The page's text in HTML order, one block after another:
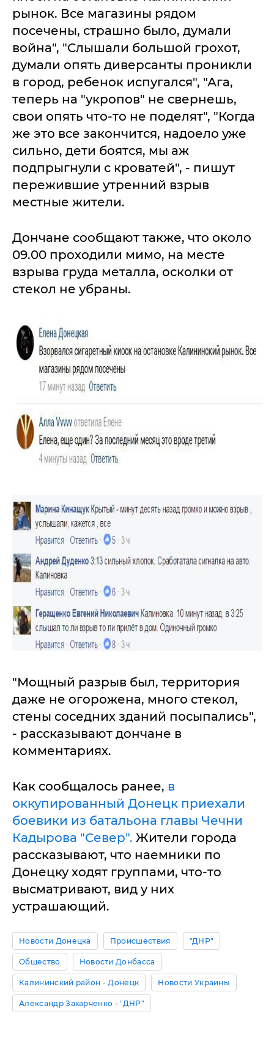
рынок. Все магазины рядом
посечены, страшно было, думали
война", "Слышали большой грохот,
думали опять диверсанты проникли
в город, ребенок испугался", "Ага,
теперь на "укропов" не свернешь,
свои опять что-то не поделят", "Когда
же это все закончится, надоело уже
сильно, дети боятся, мы аж
подпрыгнули с кроватей", - пишут
пережившие утренний взрыв
местные жители.
Дончане сообщают также, что около
09.00 проходили мимо, на месте
взрыва груда металла, осколки от
стекол не убраны.
"Мощный разрыв был, территория
даже не огорожена, много стекол,
стены соседних зданий посыпались",
- рассказывают дончане в
комментариях.
Как сообщалось ранее, в
оккупированный Донецк приехали
боевики из батальона главы Чечни
Кадырова "Север". Жители города
рассказывают, что наемники по
Донецку ходят группами, что-то
высматривают, вид у них
устрашающий.
Новости Донецка Происшествия "ДНР"
Общество Новости Донбасса
Калининский район - Донецк Новости Украины
Александр Захарченко - "ДНР"